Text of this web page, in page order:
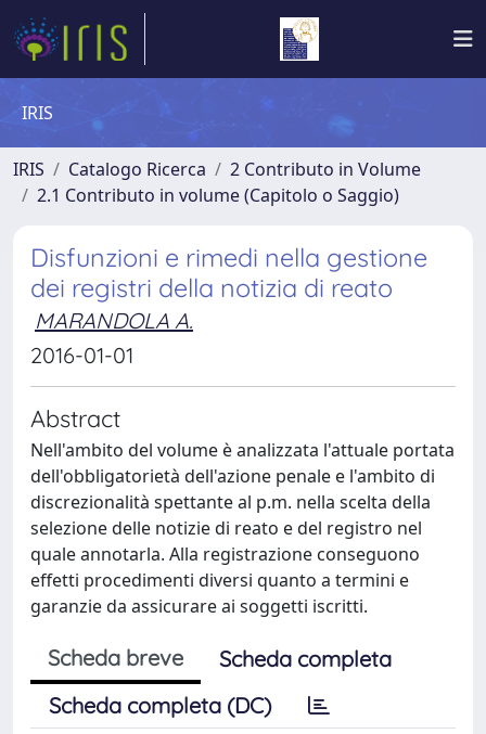
IRIS
IRIS Catalogo Ricerca
2 Contributo in Volume
2.1 Contributo in volume (Capitolo o Saggio)
Disfunzioni e rimedi nella gestione
dei registri della notizia di reato
MARANDOLA A.
2016-01-01
Abstract
Nell'ambito del volume è analizzata l'attuale portata
dell'obbligatorietà dell'azione penale e l'ambito di
discrezionalità spettante al p.m. nella scelta della
selezione delle notizie di reato e del registro nel
quale annotarla. Alla registrazione conseguono
effetti procedimenti diversi quanto a termini e
garanzie da assicurare ai soggetti iscritti.
Scheda breve
Scheda completa
Scheda completa (DC)